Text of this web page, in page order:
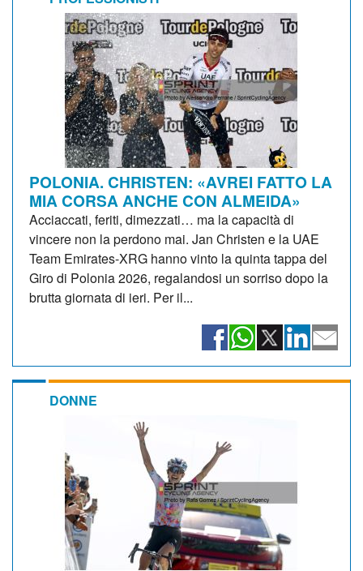
POLONIA. CHRISTEN: «AVREI FATTO LA
MIA CORSA ANCHE CON ALMEIDA»
Acciaccati, feriti, dimezzati… ma la capacità di
vincere non la perdono mai. Jan Christen e la UAE
Team Emirates-XRG hanno vinto la quinta tappa del
Giro di Polonia 2026, regalandosi un sorriso dopo la
brutta giornata di ieri. Per il...
DONNE